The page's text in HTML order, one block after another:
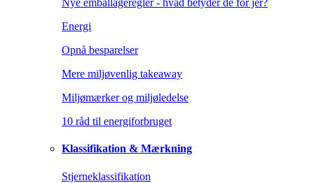
Nye emballageregler - hvad betyder de for jer?
Energi
Opnå besparelser
Mere miljøvenlig takeaway
Miljømærker og miljøledelse
10 råd til energiforbruget
Klassifikation & Mærkning
Stjerneklassifikation